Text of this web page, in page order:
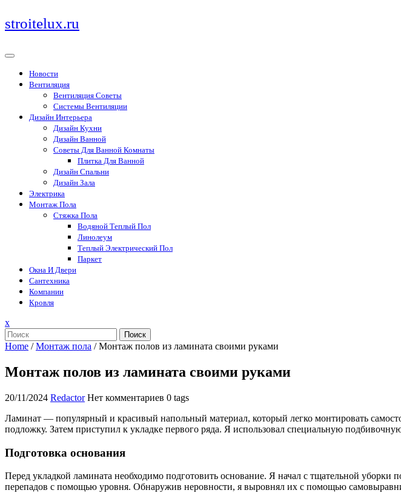
Перейти
к
stroitelux.ru
Новости
Вентиляция
Вентиляция Советы
Системы Вентиляции
Дизайн Интерьера
Дизайн Кухни
Дизайн Ванной
Советы Для Ванной Комнаты
Плитка Для Ванной
Дизайн Спальни
Дизайн Зала
Электрика
Монтаж Пола
Стяжка Пола
Водяной Теплый Пол
Линолеум
Теплый Электрический Пол
Паркет
Окна И Двери
Сантехника
Компании
Кровля
xЗакрыть
меню
Поиск
Home /Монтаж пола /Монтаж полов из ламината своими руками
Монтаж полов из ламината своими руками
20/11/2024 Redactor Нет комментариев 0 tags
Ламинат — популярный и красивый напольный материал, который легко монтировать
подложку. Затем приступил к укладке первого ряда. Я использовал специальную
Подготовка основания
Перед укладкой ламината необходимо подготовить основание. Я начал с тщательной
перепадов с помощью уровня. Обнаружив неровности, я выровнял их с помощью